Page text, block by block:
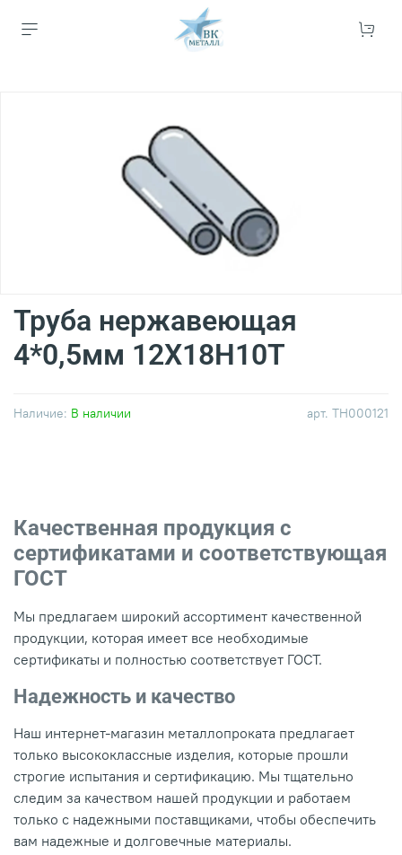
арт. ТН000121
Наличие: В наличии
Труба нержавеющая
4*0,5мм 12Х18Н10Т
Качественная продукция с
сертификатами и соответствующая
ГОСТ
Мы предлагаем широкий ассортимент качественной
продукции, которая имеет все необходимые
сертификаты и полностью соответствует ГОСТ.
Надежность и качество
Наш интернет-магазин металлопроката предлагает
только высококлассные изделия, которые прошли
строгие испытания и сертификацию. Мы тщательно
следим за качеством нашей продукции и работаем
только с надежными поставщиками, чтобы обеспечить
вам надежные и долговечные материалы.